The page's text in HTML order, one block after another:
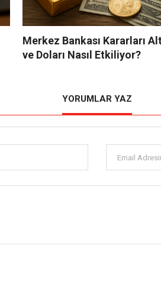
Merkez Bankası Kararları
ve Doları Nasıl Etkiliyor?
YORUMLAR YAZ